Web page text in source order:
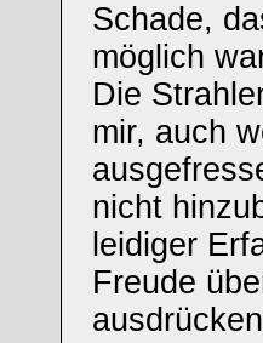
Schade,
möglich
Die
mir, auch
nicht
leidiger
Freude